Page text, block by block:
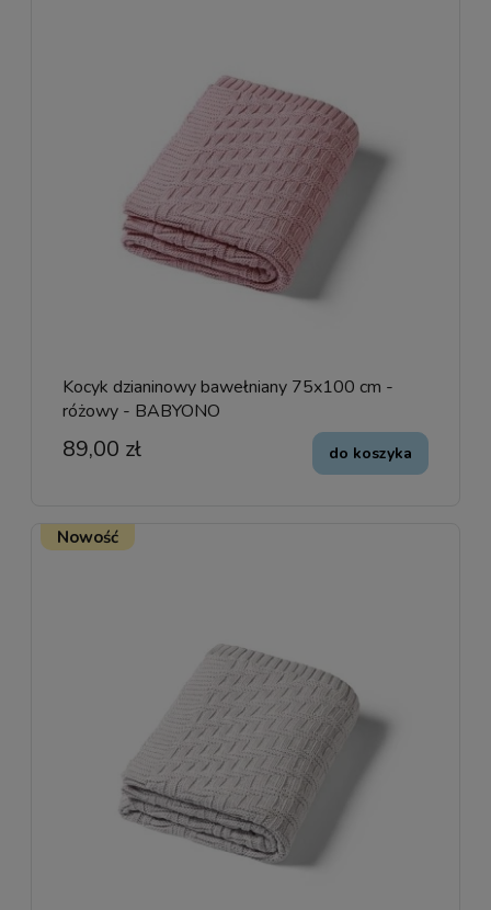
Kocyk dzianinowy bawełniany 75x100 cm -
różowy - BABYONO
89,00 zł do koszyka
Nowość